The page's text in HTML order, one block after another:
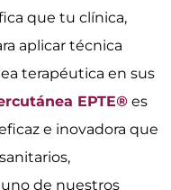
que tu clínica,
aplicar técnica
terapéutica en sus
EPTE®es
e inovadora que
de nuestros